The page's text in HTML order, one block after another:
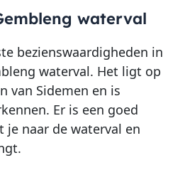
waterval
bezienswaardigheden in
waterval. Het ligt op
van Sidemen en is
Er is een goed
je naar de waterval en